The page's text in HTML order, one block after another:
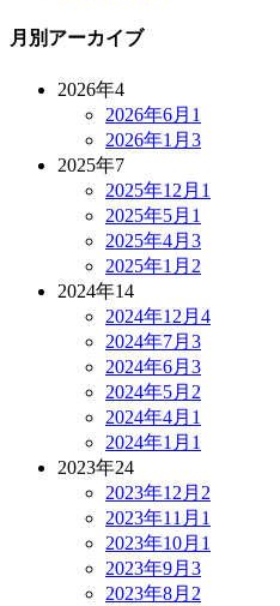
月別アーカイブ
2026年4
2026年6月 1
2026年1月 3
2025年7
2025年12月 1
2025年5月 1
2025年4月 3
2025年1月 2
2024年14
2024年12月 4
2024年7月 3
2024年6月 3
2024年5月 2
2024年4月 1
2024年1月 1
2023年24
2023年12月 2
2023年11月 1
2023年10月 1
2023年9月 3
2023年8月 2